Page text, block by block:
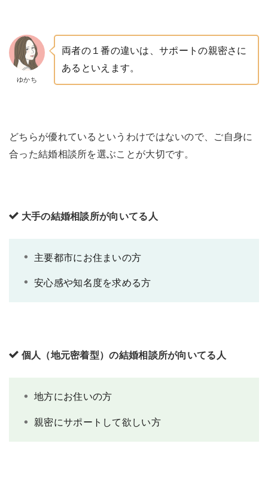
ゆかち
両者の１番の違いは、サポートの親密さに
あるといえます。
どちらが優れているというわけではないので、ご自身に
合った結婚相談所を選ぶことが大切です。
大手の結婚相談所が向いてる人
主要都市にお住まいの方
安心感や知名度を求める方
個人（地元密着型）の結婚相談所が向いてる人
地方にお住いの方
親密にサポートして欲しい方